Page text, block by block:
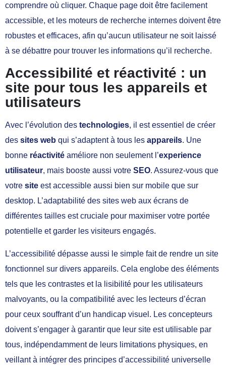
comprendre où cliquer. Chaque page doit être facilement
accessible, et les moteurs de recherche internes doivent être
robustes et efficaces, afin qu’aucun utilisateur ne soit laissé
à se débattre pour trouver les informations qu’il recherche.
Accessibilité et réactivité : un
site pour tous les appareils et
utilisateurs
Avec l’évolution des technologies, il est essentiel de créer
des sites web qui s’adaptent à tous les appareils. Une
bonne réactivité améliore non seulement l’experience
utilisateur, mais booste aussi votre SEO. Assurez-vous que
votre site est accessible aussi bien sur mobile que sur
desktop. L’adaptabilité des sites web aux écrans de
différentes tailles est cruciale pour maximiser votre portée
potentielle et garder les visiteurs engagés.
L’accessibilité dépasse aussi le simple fait de rendre un site
fonctionnel sur divers appareils. Cela englobe des éléments
tels que les contrastes et la lisibilité pour les utilisateurs
malvoyants, ou la compatibilité avec les lecteurs d’écran
pour ceux souffrant d’un handicap visuel. Les concepteurs
doivent s’engager à garantir que leur site est utilisable par
tous, indépendamment de leurs limitations physiques, en
veillant à intégrer des principes d’accessibilité universelle